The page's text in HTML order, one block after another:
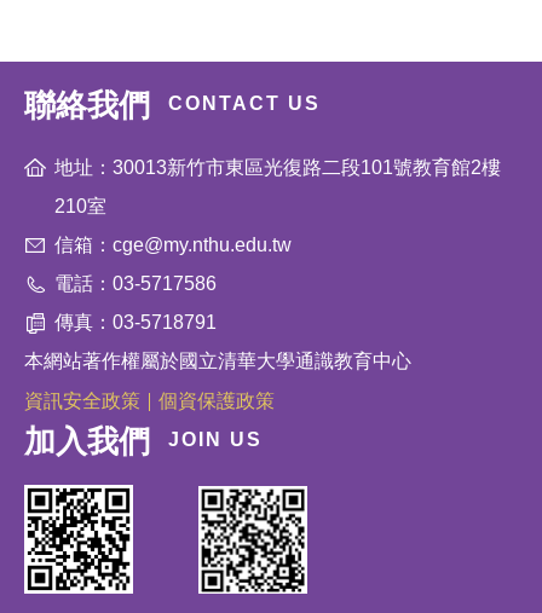
聯絡我們 CONTACT US
地址：30013新竹市東區光復路二段101號教育館2樓
210室
信箱：cge@my.nthu.edu.tw
電話：03-5717586
傳真：03-5718791
本網站著作權屬於國立清華大學通識教育中心
資訊安全政策
個資保護政策
加入我們 JOIN US